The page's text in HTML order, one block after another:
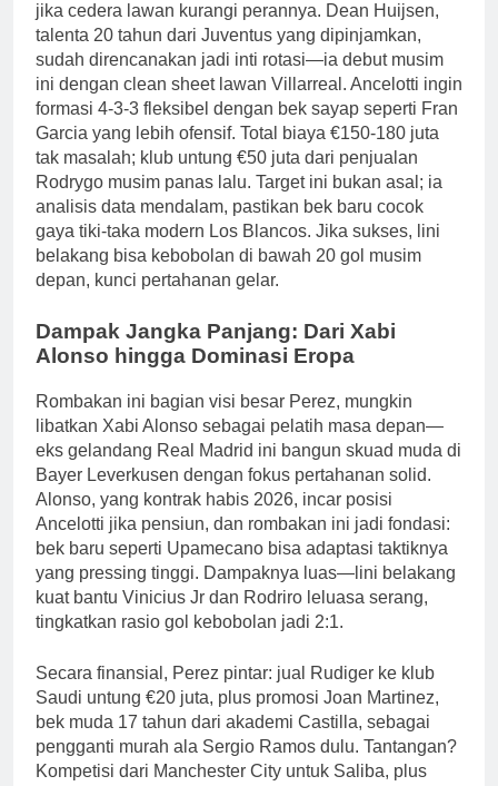
jika cedera lawan kurangi perannya. Dean Huijsen,
talenta 20 tahun dari Juventus yang dipinjamkan,
sudah direncanakan jadi inti rotasi—ia debut musim
ini dengan clean sheet lawan Villarreal. Ancelotti ingin
formasi 4-3-3 fleksibel dengan bek sayap seperti Fran
Garcia yang lebih ofensif. Total biaya €150-180 juta
tak masalah; klub untung €50 juta dari penjualan
Rodrygo musim panas lalu. Target ini bukan asal; ia
analisis data mendalam, pastikan bek baru cocok
gaya tiki-taka modern Los Blancos. Jika sukses, lini
belakang bisa kebobolan di bawah 20 gol musim
depan, kunci pertahanan gelar.
Dampak Jangka Panjang: Dari Xabi
Alonso hingga Dominasi Eropa
Rombakan ini bagian visi besar Perez, mungkin
libatkan Xabi Alonso sebagai pelatih masa depan—
eks gelandang Real Madrid ini bangun skuad muda di
Bayer Leverkusen dengan fokus pertahanan solid.
Alonso, yang kontrak habis 2026, incar posisi
Ancelotti jika pensiun, dan rombakan ini jadi fondasi:
bek baru seperti Upamecano bisa adaptasi taktiknya
yang pressing tinggi. Dampaknya luas—lini belakang
kuat bantu Vinicius Jr dan Rodriro leluasa serang,
tingkatkan rasio gol kebobolan jadi 2:1.
Secara finansial, Perez pintar: jual Rudiger ke klub
Saudi untung €20 juta, plus promosi Joan Martinez,
bek muda 17 tahun dari akademi Castilla, sebagai
pengganti murah ala Sergio Ramos dulu. Tantangan?
Kompetisi dari Manchester City untuk Saliba, plus